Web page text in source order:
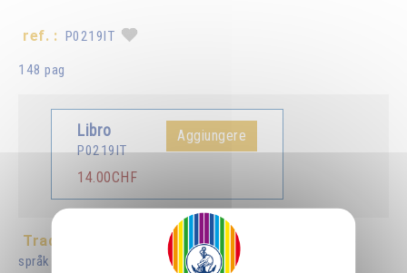
ref. : P0219IT
148 pag
Libro
P0219IT
14.00CHF
Aggiungere
Tradotto in : Français Deutsch
språk
Português Nederlands